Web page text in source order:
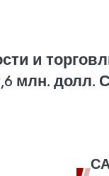
и
млн.